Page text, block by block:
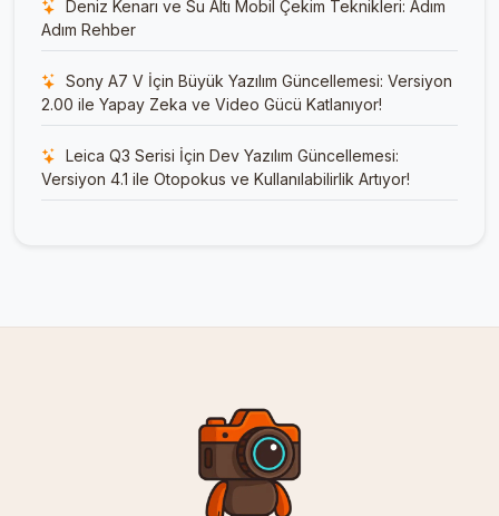
Deniz Kenarı ve Su Altı Mobil Çekim Teknikleri: Adım
Adım Rehber
Sony A7 V İçin Büyük Yazılım Güncellemesi: Versiyon
2.00 ile Yapay Zeka ve Video Gücü Katlanıyor!
Leica Q3 Serisi İçin Dev Yazılım Güncellemesi:
Versiyon 4.1 ile Otopokus ve Kullanılabilirlik Artıyor!